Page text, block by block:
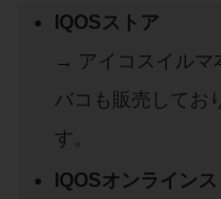
IQOSストア
→ アイコスイルマ
バコも販売してお
す。
IQOSオンライン